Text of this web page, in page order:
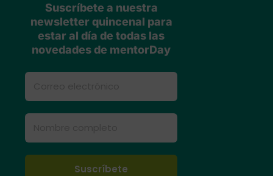
Suscríbete a nuestra
newsletter quincenal para
estar al día de todas las
novedades de mentorDay